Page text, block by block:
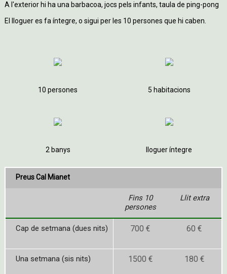
A l'exterior hi ha una barbacoa, jocs pels infants, taula de ping-pong
El lloguer es fa íntegre, o sigui per les 10 persones que hi caben.
10 persones 5 habitacions
2 banys lloguer íntegre
Preus Cal Mianet
Fins 10
persones
Llit extra
Cap de setmana (dues nits) 700 € 60 €
Una setmana (sis nits) 1500 € 180 €